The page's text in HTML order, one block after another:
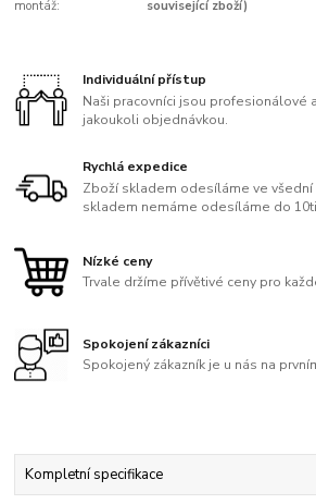
montáž:
související zboží)
Individuální přístup
Naši pracovníci jsou profesionálové
jakoukoli objednávkou.
Rychlá expedice
Zboží skladem odesíláme ve všední
skladem nemáme odesíláme do
Nízké ceny
Trvale držíme přívětivé ceny pro
Spokojení zákazníci
Spokojený zákazník je u nás na
Kompletní specifikace